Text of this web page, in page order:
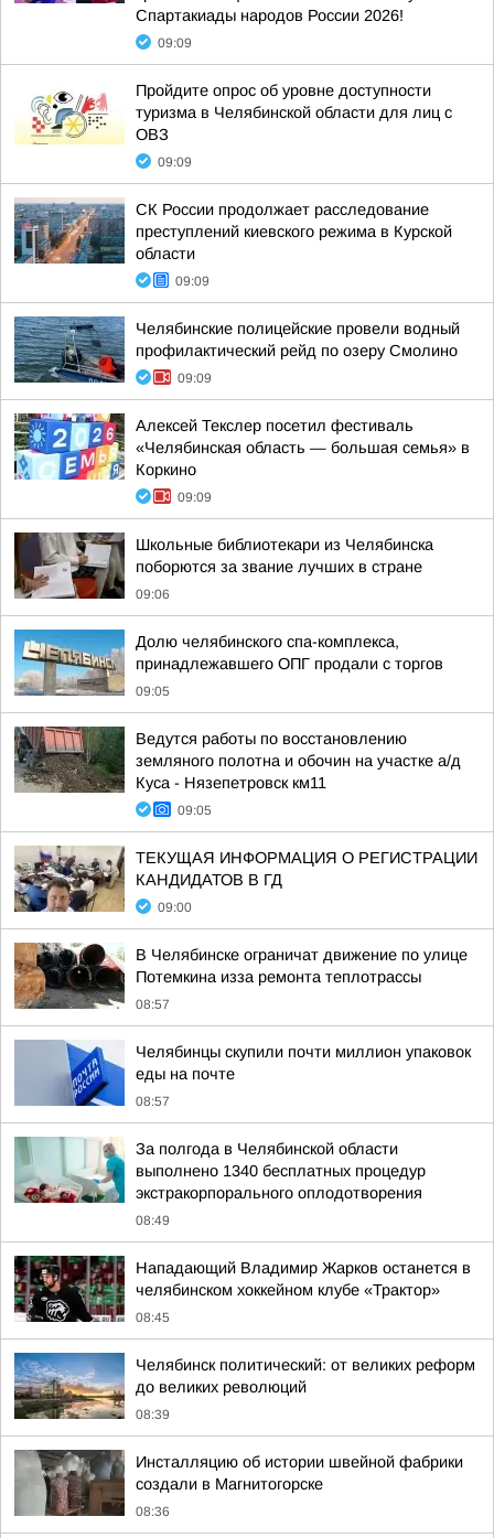
Спартакиады народов России 2026!
09:09
Пройдите опрос об уровне доступности
туризма в Челябинской области для лиц с
ОВЗ
09:09
СК России продолжает расследование
преступлений киевского режима в Курской
области
09:09
Челябинские полицейские провели водный
профилактический рейд по озеру Смолино
09:09
Алексей Текслер посетил фестиваль
«Челябинская область — большая семья» в
Коркино
09:09
Школьные библиотекари из Челябинска
поборются за звание лучших в стране
09:06
Долю челябинского спа-комплекса,
принадлежавшего ОПГ продали с торгов
09:05
Ведутся работы по восстановлению
земляного полотна и обочин на участке а/д
Куса - Нязепетровск км11
09:05
ТЕКУЩАЯ ИНФОРМАЦИЯ О РЕГИСТРАЦИИ
КАНДИДАТОВ В ГД
09:00
В Челябинске ограничат движение по улице
Потемкина изза ремонта теплотрассы
08:57
Челябинцы скупили почти миллион упаковок
еды на почте
08:57
За полгода в Челябинской области
выполнено 1340 бесплатных процедур
экстракорпорального оплодотворения
08:49
Нападающий Владимир Жарков останется в
челябинском хоккейном клубе «Трактор»
08:45
Челябинск политический: от великих реформ
до великих революций
08:39
Инсталляцию об истории швейной фабрики
создали в Магнитогорске
08:36